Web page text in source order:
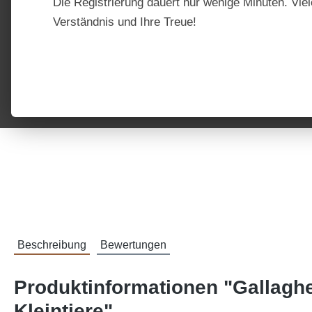
Beschreibung Bewertungen
Produktinformationen
Die Registrierung dauert nur wenige Minuten.
Verständnis und Ihre Treue!